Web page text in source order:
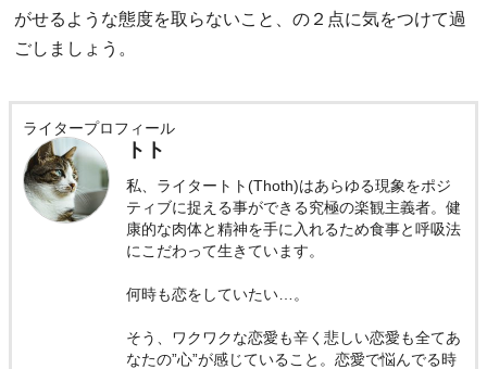
がせるような態度を取らないこと、の２点に気をつけて過
ごしましょう。
ライタープロフィール
トト
私、ライタートト(Thoth)はあらゆる現象をポジ
ティブに捉える事ができる究極の楽観主義者。健
康的な肉体と精神を手に入れるため食事と呼吸法
にこだわって生きています。
何時も恋をしていたい…。
そう、ワクワクな恋愛も辛く悲しい恋愛も全てあ
なたの”心”が感じていること。恋愛で悩んでる時